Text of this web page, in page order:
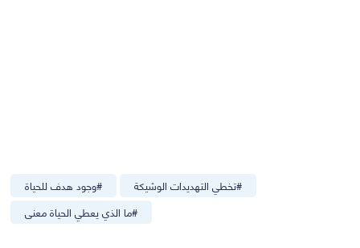
#وجود هدف للحياة #تخطي التهديدات الوشيكة
#ما الذي يعطي الحياة معنى